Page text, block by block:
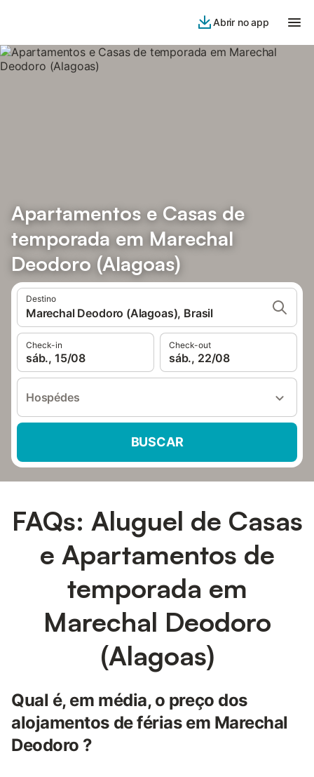
Abrir no app
Apartamentos e Casas de
temporada em Marechal
Deodoro (Alagoas)
Destino
Marechal Deodoro (Alagoas), Brasil
Check-in
sáb., 15/08
Check-out
sáb., 22/08
Hospédes
BUSCAR
FAQs: Aluguel de Casas
e Apartamentos de
temporada em
Marechal Deodoro
(Alagoas)
Qual é, em média, o preço dos
alojamentos de férias em Marechal
Deodoro ?